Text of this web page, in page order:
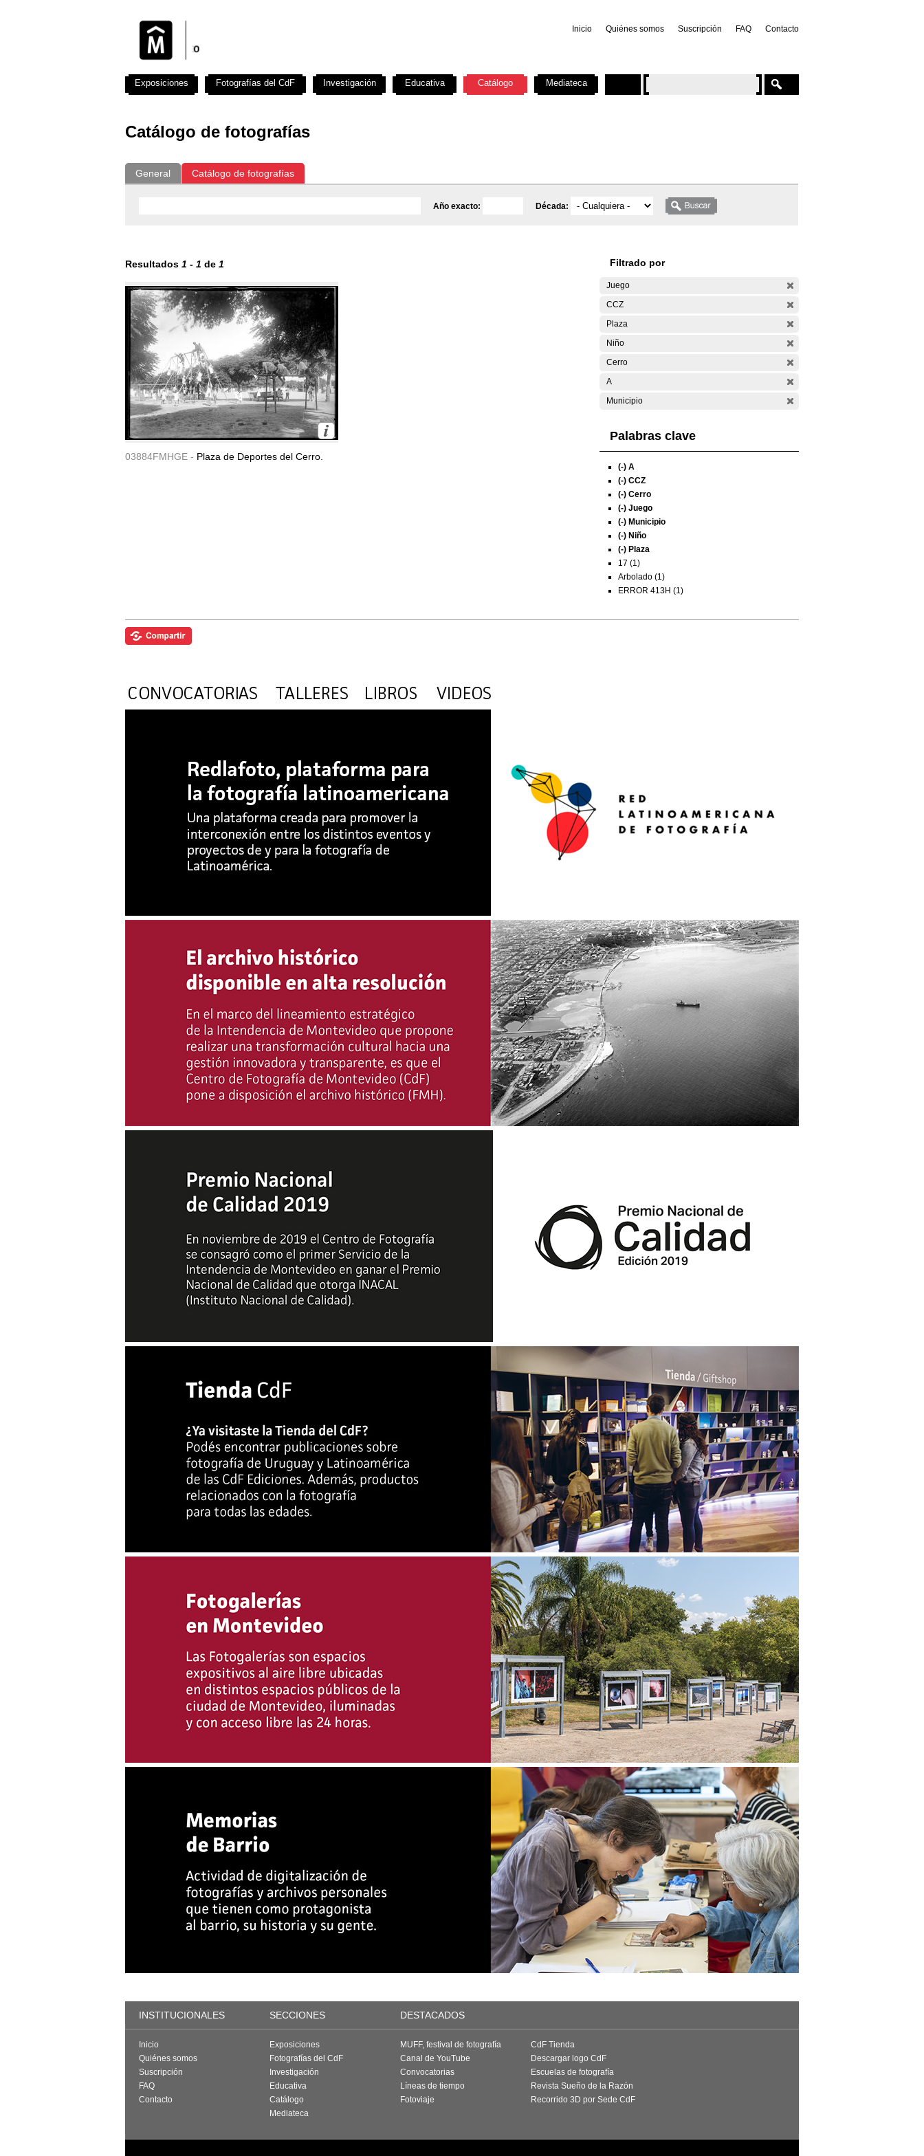
Inicio Quiénes somos Suscripción FAQ Contacto
Catálogo de fotografías
General Catálogo de fotografías
Año exacto: Década:
Resultados 1 - 1 de 1
03884FMHGE - Plaza de Deportes del Cerro.
Filtrado por
Juego
CCZ
Plaza
Niño
Cerro
A
Municipio
Palabras clave
(-) A
(-) CCZ
(-) Cerro
(-) Juego
(-) Municipio
(-) Niño
(-) Plaza
17 (1)
Arbolado (1)
ERROR 413H (1)
Exposiciones Fotografías del CdF Investigación Educativa Catálogo Mediateca
INSTITUCIONALES SECCIONES DESTACADOS
Inicio
Quiénes somos
Suscripción
FAQ
Contacto
Exposiciones
Fotografías del CdF
Investigación
Educativa
Catálogo
Mediateca
MUFF, festival de fotografía
Canal de YouTube
Convocatorias
Líneas de tiempo
Fotoviaje
CdF Tienda
Descargar logo CdF
Escuelas de fotografía
Revista Sueño de la Razón
Recorrido 3D por Sede CdF